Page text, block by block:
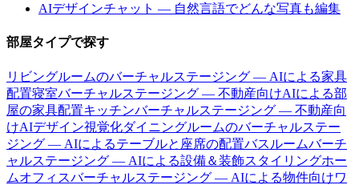
AIデザインチャット — 自然言語でどんな写真も編集
部屋タイプで探す
リビングルームのバーチャルステージング — AIによる家具
配置寝室バーチャルステージング — 不動産向けAIによる部
屋の家具配置キッチンバーチャルステージング — 不動産向
けAIデザイン視覚化ダイニングルームのバーチャルステー
ジング — AIによるテーブルと座席の配置バスルームバーチ
ャルステージング — AIによる設備＆装飾スタイリングホー
ムオフィスバーチャルステージング — AIによる物件向けワ